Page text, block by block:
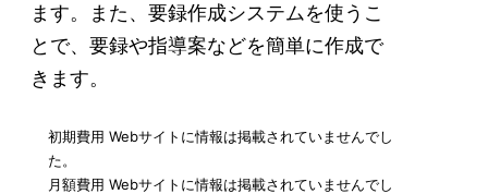
ます。また、要録作成システムを使うこ
とで、要録や指導案などを簡単に作成で
きます。
初期費用Webサイトに情報は掲載されていませんでし
た。
月額費用Webサイトに情報は掲載されていませんでし